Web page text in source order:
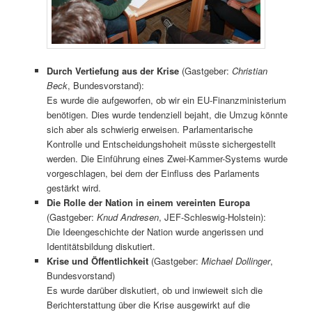
Durch Vertiefung aus der Krise(Gastgeber: Christian
Beck, Bundesvorstand):
Es wurde die aufgeworfen, ob wir ein EU-Finanzministerium
benötigen. Dies wurde tendenziell bejaht, die Umzug könnte
sich aber als schwierig erweisen. Parlamentarische
Kontrolle und Entscheidungshoheit müsste sichergestellt
werden. Die Einführung eines Zwei-Kammer-Systems wurde
vorgeschlagen, bei dem der Einfluss des Parlaments
gestärkt wird.
Die Rolle der Nation in einem vereinten Europa
(Gastgeber: Knud Andresen, JEF-Schleswig-Holstein):
Die Ideengeschichte der Nation wurde angerissen und
Identitätsbildung diskutiert.
Krise und Öffentlichkeit(Gastgeber: Michael Dollinger,
Bundesvorstand)
Es wurde darüber diskutiert, ob und inwieweit sich die
Berichterstattung über die Krise ausgewirkt auf die